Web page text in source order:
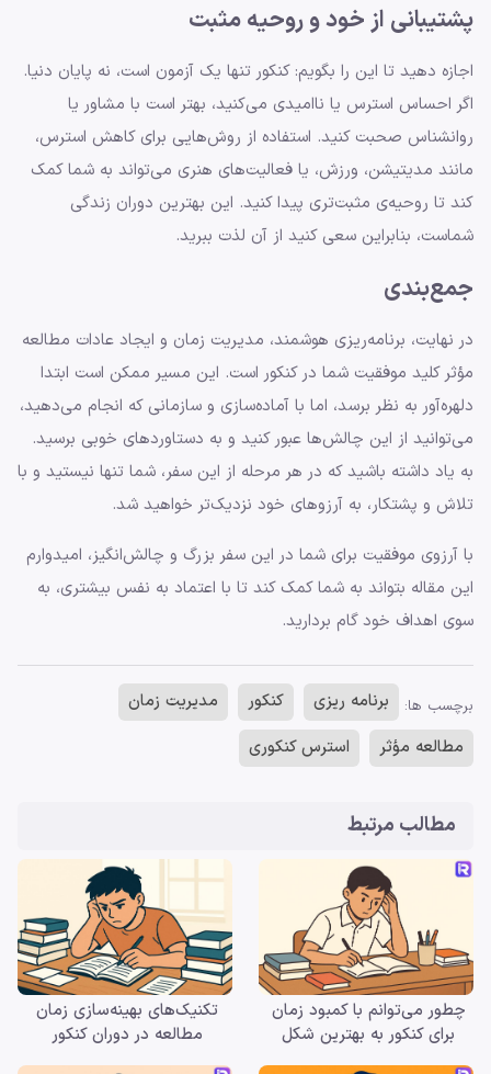
پشتیبانی از خود و روحیه مثبت
اجازه دهید تا این را بگویم: کنکور تنها یک آزمون است، نه پایان دنیا.
اگر احساس استرس یا ناامیدی می‌کنید، بهتر است با مشاور یا
روانشناس صحبت کنید. استفاده از روش‌هایی برای کاهش استرس،
مانند مدیتیشن، ورزش، یا فعالیت‌های هنری می‌تواند به شما کمک
کند تا روحیه‌ی مثبت‌تری پیدا کنید. این بهترین دوران زندگی
شماست، بنابراین سعی کنید از آن لذت ببرید.
جمع‌بندی
در نهایت، برنامه‌ریزی هوشمند، مدیریت زمان و ایجاد عادات مطالعه
مؤثر کلید موفقیت شما در کنکور است. این مسیر ممکن است ابتدا
دلهره‌آور به نظر برسد، اما با آماده‌سازی و سازمانی که انجام می‌دهید،
می‌توانید از این چالش‌ها عبور کنید و به دستاوردهای خوبی برسید.
به یاد داشته باشید که در هر مرحله از این سفر، شما تنها نیستید و با
تلاش و پشتکار، به آرزوهای خود نزدیک‌تر خواهید شد.
با آرزوی موفقیت برای شما در این سفر بزرگ و چالش‌انگیز، امیدوارم
این مقاله بتواند به شما کمک کند تا با اعتماد به نفس بیشتری، به
سوی اهداف خود گام بردارید.
برچسب ها: برنامه ریزی کنکور
مدیریت زمان
مطالعه مؤثر
استرس کنکوری
مطالب مرتبط
چطور می‌توانم با کمبود زمان
برای کنکور به بهترین شکل
برنامه‌ریزی کنم؟
تکنیک‌های بهینه‌سازی زمان
مطالعه در دوران کنکور